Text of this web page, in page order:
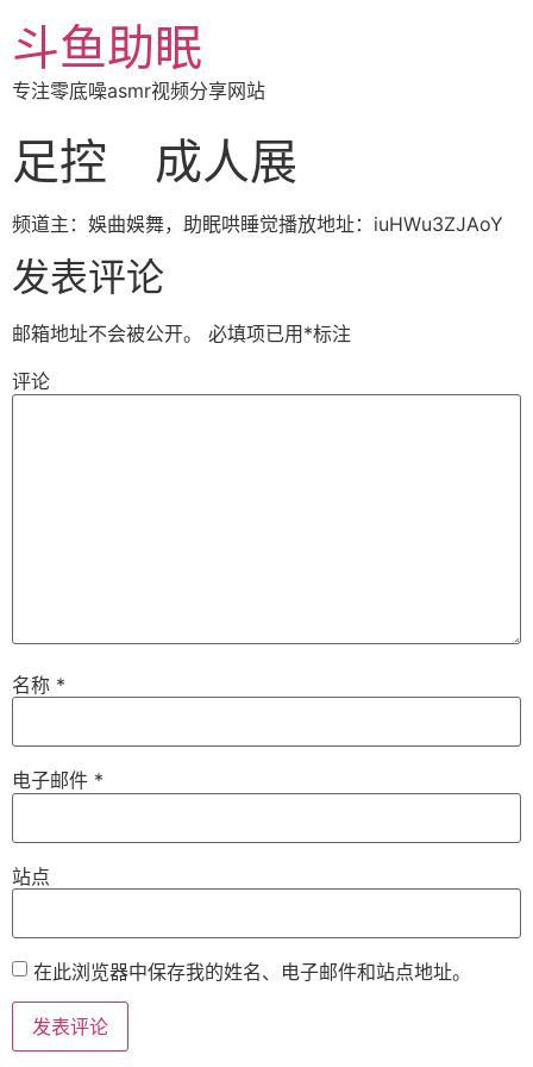
斗鱼助眠
专注零底噪asmr视频分享网站
足控 成人展
频道主：娛曲娛舞，助眠哄睡觉播放地址：iuHWu3ZJAoY
发表评论
邮箱地址不会被公开。 必填项已用 *标注
评论
名称 *
电子邮件 *
站点
在此浏览器中保存我的姓名、电子邮件和站点地址。